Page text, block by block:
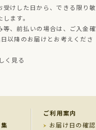
受けした日から、できる限り敏
ます。
等、前払いの場合は、ご入金確
以降のお届けとお考えくださ
く見る
ご利用案内
お届け日の確認